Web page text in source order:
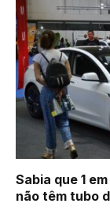
Sabia que 1
não têm tubo